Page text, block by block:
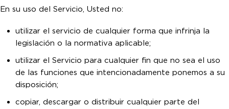
En su uso del Servicio, Usted no:
utilizar el servicio de cualquier forma que infrinja la
legislación o la normativa aplicable;
utilizar el Servicio para cualquier fin que no sea el uso
de las funciones que intencionadamente ponemos a su
disposición;
copiar, descargar o distribuir cualquier parte del